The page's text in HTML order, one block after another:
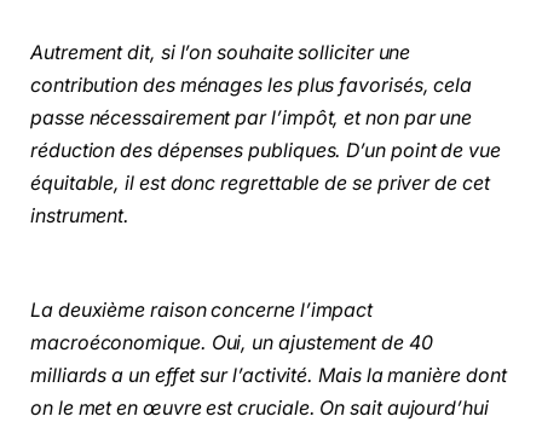
Autrement dit, si l’on souhaite solliciter une
contribution des ménages les plus favorisés, cela
passe nécessairement par l’impôt, et non par une
réduction des dépenses publiques. D’un point de vue
équitable, il est donc regrettable de se priver de cet
instrument.
La deuxième raison concerne l’impact
macroéconomique. Oui, un ajustement de 40
milliards a un effet sur l’activité. Mais la manière dont
on le met en œuvre est cruciale. On sait aujourd’hui